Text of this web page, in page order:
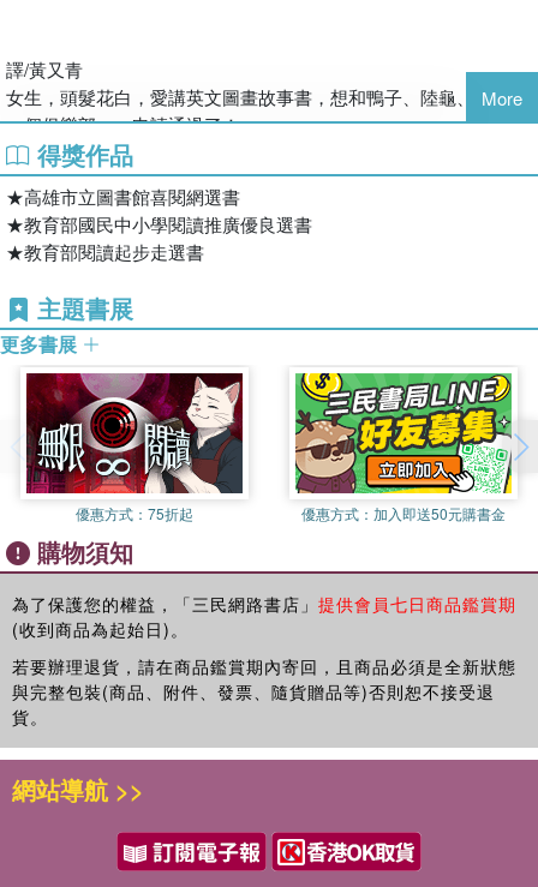
譯/黃又青
女生，頭髮花白，愛講英文圖畫故事書，想和鴨子、陸龜、兔子同
一個俱樂部……申請通過了！
More
得獎作品
★高雄市立圖書館喜閱網選書
★教育部國民中小學閱讀推廣優良選書
★教育部閱讀起步走選書
主題書展
更多書展
優惠方式： 75折起 優惠方式： 加入即送50元購書金
購物須知
為了保護您的權益，「三民網路書店」 提供會員七日商品鑑賞期
(收到商品為起始日)。
若要辦理退貨，請在商品鑑賞期內寄回，且商品必須是全新狀態
與完整包裝(商品、附件、發票、隨貨贈品等)否則恕不接受退
貨。
網站導航 >>